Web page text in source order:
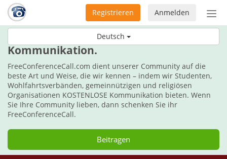
Deutsch
Anmelden
Registrieren
Schenken Sie diese Weihnachten
Kommunikation.
FreeConferenceCall.com dient unserer Community auf die
beste Art und Weise, die wir kennen – indem wir Studenten,
Wohlfahrtsverbänden, gemeinnützigen und religiösen
Organisationen KOSTENLOSE Kommunikation bieten. Wenn
Sie Ihre Community lieben, dann schenken Sie ihr
FreeConferenceCall.
Beitragen